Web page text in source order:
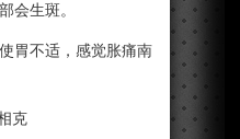
会生斑。
胃不适，感觉胀痛南
克